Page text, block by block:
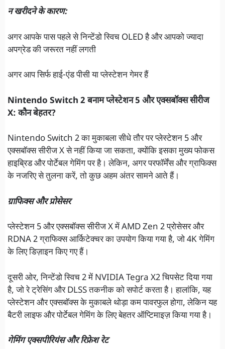
न खरीदने के कारण:
अगर आपके पास पहले से निन्टेंडो स्विच OLED है और आपको ज्यादा
अपग्रेड की जरूरत नहीं लगती
अगर आप सिर्फ हाई-एंड पीसी या प्लेस्टेशन गेमर हैं
Nintendo Switch 2 बनाम प्लेस्टेशन 5 और एक्सबॉक्स सीरीज
X: कौन बेहतर?
Nintendo Switch 2 का मुकाबला सीधे तौर पर प्लेस्टेशन 5 और
एक्सबॉक्स सीरीज X से नहीं किया जा सकता, क्योंकि इसका मुख्य फोकस
हाइब्रिड और पोर्टेबल गेमिंग पर है। लेकिन, अगर परफॉर्मेंस और ग्राफिक्स
के नजरिए से तुलना करें, तो कुछ अहम अंतर सामने आते हैं।
ग्राफिक्स और प्रोसेसर
प्लेस्टेशन 5 और एक्सबॉक्स सीरीज X में AMD Zen 2 प्रोसेसर और
RDNA 2 ग्राफिक्स आर्किटेक्चर का उपयोग किया गया है, जो 4K गेमिंग
के लिए डिज़ाइन किए गए हैं।
दूसरी ओर, निन्टेंडो स्विच 2 में NVIDIA Tegra X2 चिपसेट दिया गया
है, जो रे ट्रेसिंग और DLSS तकनीक को सपोर्ट करता है। हालांकि, यह
प्लेस्टेशन और एक्सबॉक्स के मुकाबले थोड़ा कम पावरफुल होगा, लेकिन यह
बैटरी लाइफ और पोर्टेबल गेमिंग के लिए बेहतर ऑप्टिमाइज़ किया गया है।
गेमिंग एक्सपीरियंस और रिफ्रेश रेट